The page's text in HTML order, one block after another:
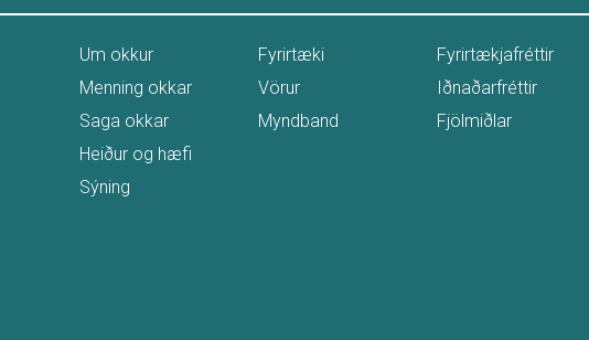
Um okkur
Menning okkar
Saga okkar
Heiður og hæfi
Sýning
Fyrirtæki
Vörur
Myndband
Fyrirtækjafréttir
Iðnaðarfréttir
Fjölmiðlar